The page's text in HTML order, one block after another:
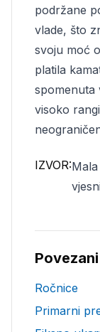
podržane
vlade, što
svoju moć
platila
spomenuta
visoko
IZVOR:
Ročnice
Primarni